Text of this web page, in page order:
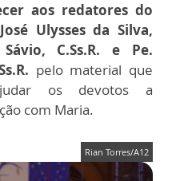
aos redatores do
Ulysses da Silva,
C.Ss.R. e Pe.
pelo material que
os devotos a
com Maria.
Rian Torres/A12